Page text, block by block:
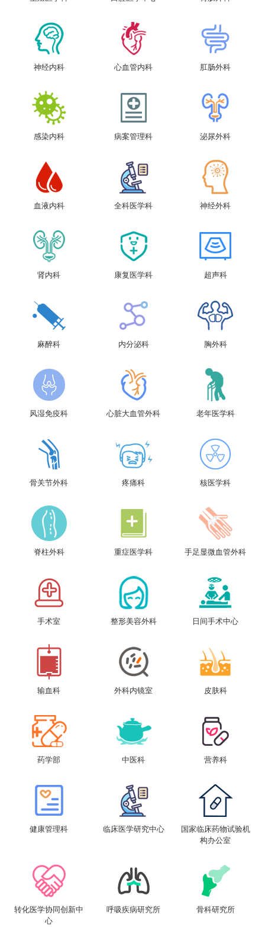
神经内科 心血管内科 肛肠外科
感染内科 病案管理科 泌尿外科
血液内科 全科医学科 神经外科
肾内科 康复医学科 超声科
麻醉科 内分泌科 胸外科
风湿免疫科 心脏大血管外科 老年医学科
骨关节外科 疼痛科 核医学科
脊柱外科 重症医学科 手足显微血管外科
手术室 整形美容外科 日间手术中心
输血科 外科内镜室 皮肤科
药学部 中医科 营养科
健康管理科 临床医学研究中心
国家临床药物试验机
构办公室
转化医学协同创新中
心
呼吸疾病研究所 骨科研究所